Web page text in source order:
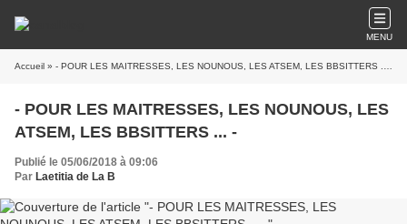
MENU
Accueil » - POUR LES MAITRESSES, LES NOUNOUS, LES ATSEM, LES BBSITTERS ... -
- POUR LES MAITRESSES, LES NOUNOUS, LES
ATSEM, LES BBSITTERS ... -
Publié le 05/06/2018 à 09:06
Par Laetitia de La B